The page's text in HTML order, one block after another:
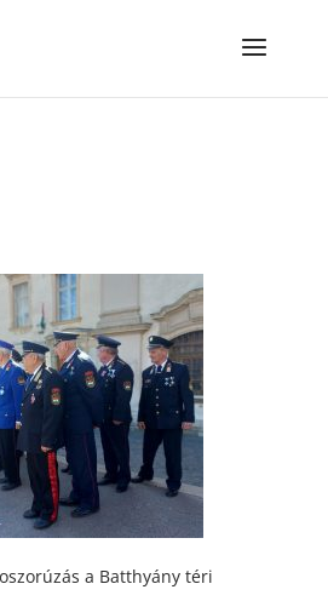
a Batthyány téri